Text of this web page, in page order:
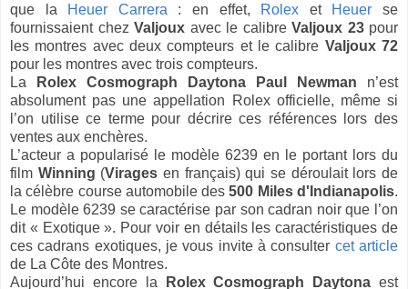
que la
Heuer Carrera : en effet, Rolex et Heuer se
fournissaient chez Valjoux avec le calibre Valjoux 23pour
les montres avec deux compteurs et le calibre Valjoux 72
pour les montres avec trois compteurs.
La
Rolex Cosmograph Daytona Paul Newman n’est
absolument pas une appellation Rolex officielle, même si
l’on utilise ce terme pour décrire ces références lors des
ventes aux enchères.
L’acteur a popularisé le modèle 6239 en le portant lors du
film Winning (Virages en français) qui se déroulait lors de
la célèbre course automobile des500 Miles d'Indianapolis.
Le modèle 6239 se caractérise par son cadran noir que l’on
dit « Exotique ». Pour voir en détails les caractéristiques de
ces cadrans exotiques, je vous invite à consulter cet article
de La Côte des Montres.
Aujourd’hui encore la
Rolex Cosmograph Daytona est